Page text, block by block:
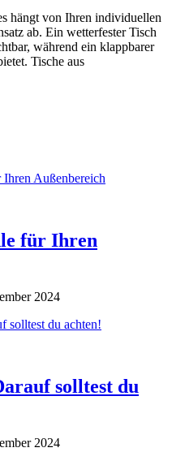
hängt von Ihren individuellen
ab. Ein wetterfester Tisch
während ein klappbarer
Tische aus
für Ihren
2024
solltest du
2024